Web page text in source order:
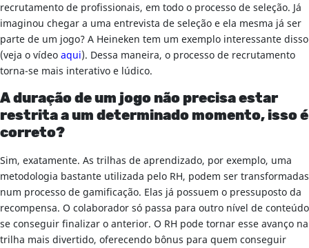
recrutamento de profissionais, em todo o processo de seleção. Já
imaginou chegar a uma entrevista de seleção e ela mesma já ser
parte de um jogo? A Heineken tem um exemplo interessante disso
(veja o vídeoaqui). Dessa maneira, o processo de recrutamento
torna-se mais interativo e lúdico.
A duração de um jogo não precisa estar
restrita a um determinado momento, isso é
correto?
Sim, exatamente. As trilhas de aprendizado, por exemplo, uma
metodologia bastante utilizada pelo RH, podem ser transformadas
num processo de gamificação. Elas já possuem o pressuposto da
recompensa. O colaborador só passa para outro nível de conteúdo
se conseguir finalizar o anterior. O RH pode tornar esse avanço na
trilha mais divertido, oferecendo bônus para quem conseguir